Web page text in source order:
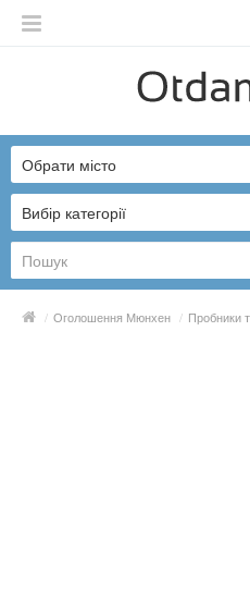
English
Русский
Українська
Вибір категорії
Обрати місто
/ Оголошення Мюнхен / Пробники